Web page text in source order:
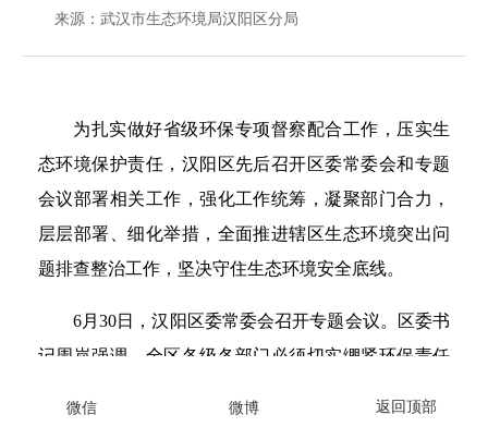
来源：武汉市生态环境局汉阳区分局
为扎实做好省级环保专项督察配合工作，压实生
态环境保护责任，汉阳区先后召开区委常委会和专题
会议部署相关工作，强化工作统筹，凝聚部门合力，
层层部署、细化举措，全面推进辖区生态环境突出问
题排查整治工作，坚决守住生态环境安全底线。
6月30日，汉阳区委常委会召开专题会议。区委书
记周岚强调，全区各级各部门必须切实绷紧环保责任